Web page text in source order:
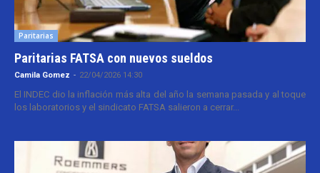
Paritarias
Paritarias FATSA con nuevos sueldos
Camila Gomez - 22/04/2026 14:30
El INDEC dio la inflación más alta del año la semana pasada y al toque
los laboratorios y el sindicato FATSA salieron a cerrar...